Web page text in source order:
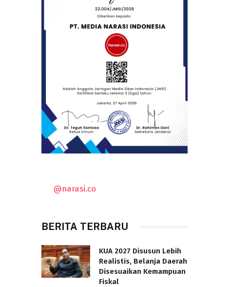
@narasi.co
BERITA TERBARU
KUA 2027 Disusun Lebih
Realistis, Belanja Daerah
Disesuaikan Kemampuan
Fiskal